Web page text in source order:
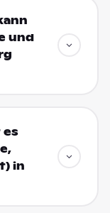
und
es
in